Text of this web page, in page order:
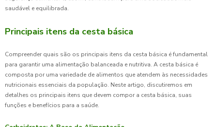
saudável e equilibrada.
Principais itens da cesta básica
Compreender quais são os principais itens da cesta básica é fundamental
para garantir uma alimentação balanceada e nutritiva. A cesta básica é
composta por uma variedade de alimentos que atendem às necessidades
nutricionais essenciais da população. Neste artigo, discutiremos em
detalhes os principais itens que devem compor a cesta básica, suas
funções e benefícios para a saúde.